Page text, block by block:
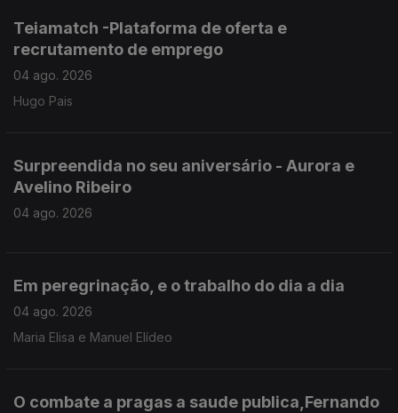
Teiamatch -Plataforma de oferta e
recrutamento de emprego
04 ago. 2026
Hugo Pais
Surpreendida no seu aniversário - Aurora e
Avelino Ribeiro
04 ago. 2026
Em peregrinação, e o trabalho do dia a dia
04 ago. 2026
Maria Elisa e Manuel Elídeo
O combate a pragas a saude publica,Fernando